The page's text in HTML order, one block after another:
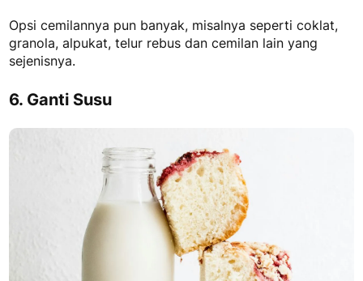
Opsi cemilannya pun banyak, misalnya seperti coklat,
granola, alpukat, telur rebus dan cemilan lain yang
sejenisnya.
6. Ganti Susu